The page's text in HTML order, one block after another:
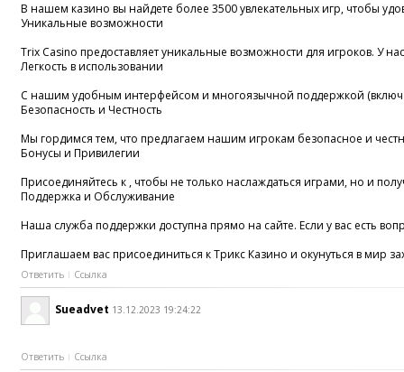
В нашем казино вы найдете более 3500 увлекательных игр, чтобы
Уникальные возможности
Trix Casino предоставляет уникальные возможности для игроков. У
Легкость в использовании
С нашим удобным интерфейсом и многоязычной поддержкой
Безопасность и Честность
Мы гордимся тем, что предлагаем нашим игрокам безопасное и
Бонусы и Привилегии
Присоединяйтесь к , чтобы не только наслаждаться играми, но и
Поддержка и Обслуживание
Наша служба поддержки доступна прямо на сайте. Если у вас есть
Приглашаем вас присоединиться к Трикс Казино и окунуться в мир
Ответить Ссылка
Sueadvet 13.12.2023 19:24:22
Ответить Ссылка